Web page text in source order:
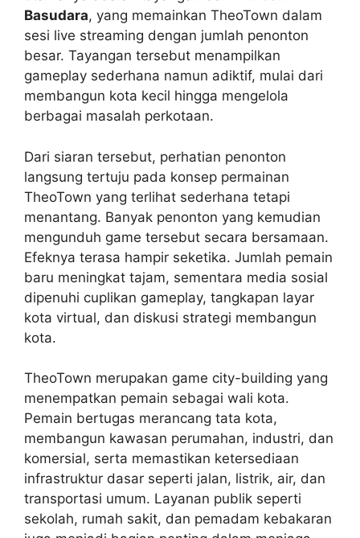
Basudara, yang memainkan TheoTown dalam
sesi live streaming dengan jumlah penonton
besar. Tayangan tersebut menampilkan
gameplay sederhana namun adiktif, mulai dari
membangun kota kecil hingga mengelola
berbagai masalah perkotaan.
Dari siaran tersebut, perhatian penonton
langsung tertuju pada konsep permainan
TheoTown yang terlihat sederhana tetapi
menantang. Banyak penonton yang kemudian
mengunduh game tersebut secara bersamaan.
Efeknya terasa hampir seketika. Jumlah pemain
baru meningkat tajam, sementara media sosial
dipenuhi cuplikan gameplay, tangkapan layar
kota virtual, dan diskusi strategi membangun
kota.
TheoTown merupakan game city-building yang
menempatkan pemain sebagai wali kota.
Pemain bertugas merancang tata kota,
membangun kawasan perumahan, industri, dan
komersial, serta memastikan ketersediaan
infrastruktur dasar seperti jalan, listrik, air, dan
transportasi umum. Layanan publik seperti
sekolah, rumah sakit, dan pemadam kebakaran